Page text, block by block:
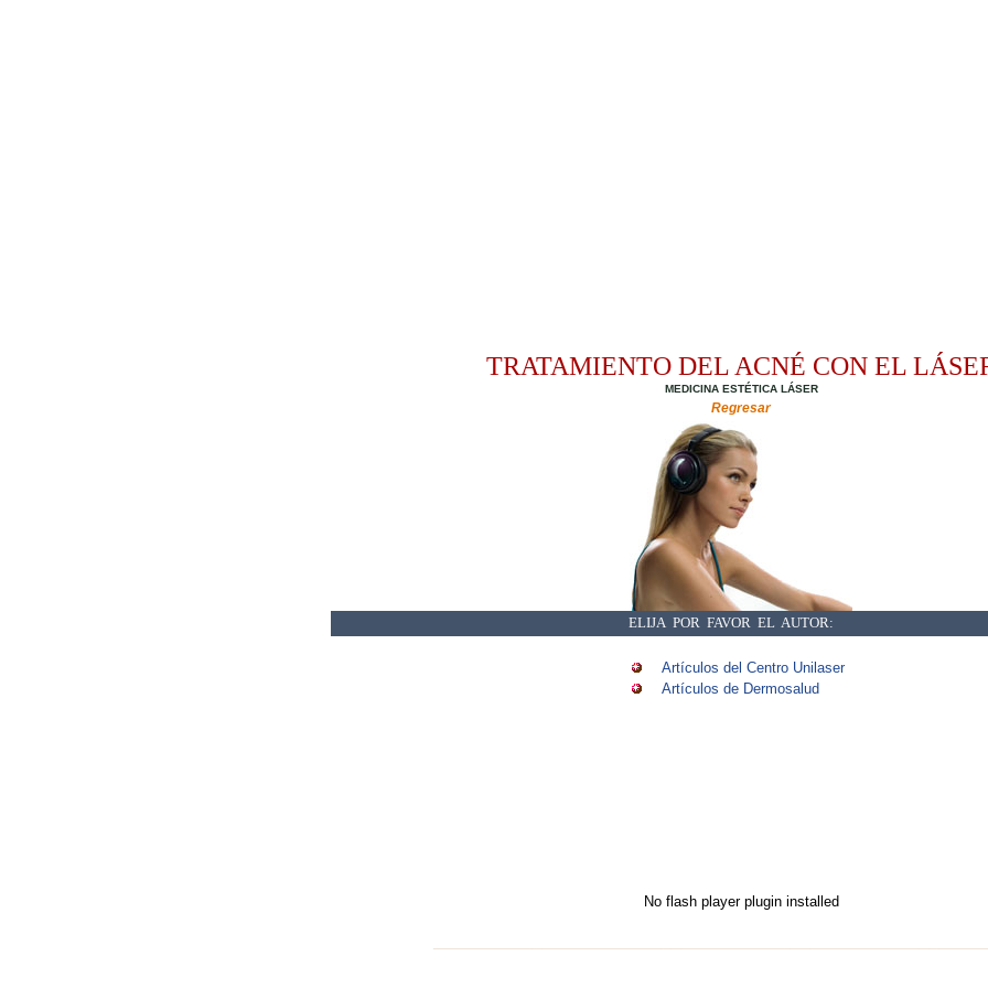
TRATAMIENTO DEL ACNÉ CON EL
MEDICINA ESTÉTICA LÁSER
Regresar
ELIJA POR FAVOR EL AUTOR:
Artículos del Centro Unilaser
Artículos de Dermosalud
No flash player plugin installed